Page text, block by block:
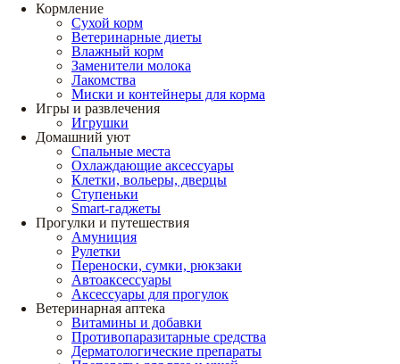
Кормление
Сухой корм
Ветеринарные диеты
Влажный корм
Заменители молока
Лакомства
Миски и контейнеры для корма
Игры и развлечения
Игрушки
Домашний уют
Спальные места
Охлаждающие аксессуары
Клетки, вольеры, дверцы
Ступеньки
Smart-гаджеты
Прогулки и путешествия
Амуниция
Рулетки
Переноски, сумки, рюкзаки
Автоаксессуары
Аксессуары для прогулок
Ветеринарная аптека
Витамины и добавки
Противопаразитарные средства
Дерматологические препараты